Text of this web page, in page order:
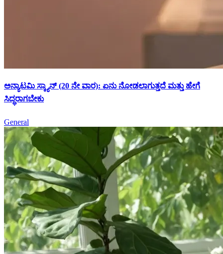
ಅನ್ಯಾಟಮಿ ಸ್ಕ್ಯಾನ್ (20 ನೇ ವಾರ): ಏನು ನೋಡಲಾಗುತ್ತದೆ ಮತ್ತು ಹೇಗೆ
ಸಿದ್ಧರಾಗಬೇಕು
General